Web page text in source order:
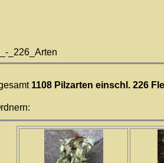
_226_Arten
1108 Pilzarten einschl. 226